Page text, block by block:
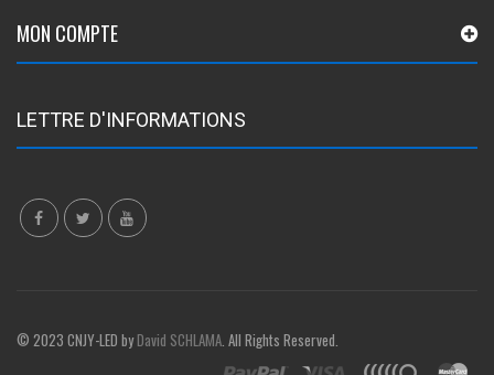
MON COMPTE
LETTRE D'INFORMATIONS
© 2023 CNJY-LED byDavid SCHLAMA. All Rights Reserved.